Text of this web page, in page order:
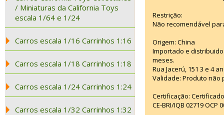
/ Miniaturas da California Toys
escala 1/64 e 1/24
Carros escala 1/16 Carrinhos 1:16
Carros escala 1/18 Carrinhos 1:18
Carros escala 1/24 Carrinhos 1:24
Carros escala 1/32 Carrinhos 1:32
Restrição:
Não recomendável
Origem: China
Importado e distribuido
meses.
Rua Jacerú, 151 3 e 4
Validade: Produto não
Certificação:
CE-BRI/IQB 02719